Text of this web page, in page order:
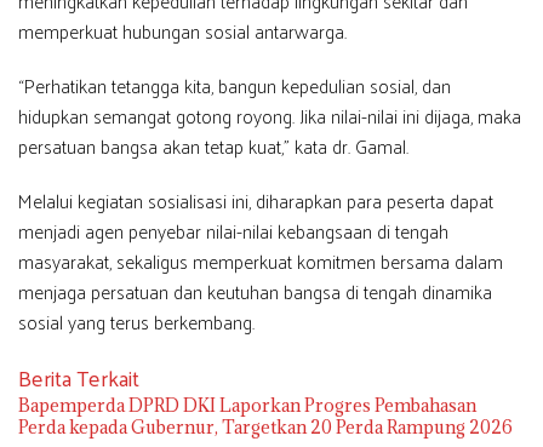
memperkuat hubungan sosial antarwarga.
“Perhatikan tetangga kita, bangun kepedulian sosial, dan
hidupkan semangat gotong royong. Jika nilai-nilai ini dijaga, maka
persatuan bangsa akan tetap kuat,” kata dr. Gamal.
Melalui kegiatan sosialisasi ini, diharapkan para peserta dapat
menjadi agen penyebar nilai-nilai kebangsaan di tengah
masyarakat, sekaligus memperkuat komitmen bersama dalam
menjaga persatuan dan keutuhan bangsa di tengah dinamika
sosial yang terus berkembang.
Berita Terkait
Bapemperda DPRD DKI Laporkan Progres Pembahasan
Perda kepada Gubernur, Targetkan 20 Perda Rampung 2026